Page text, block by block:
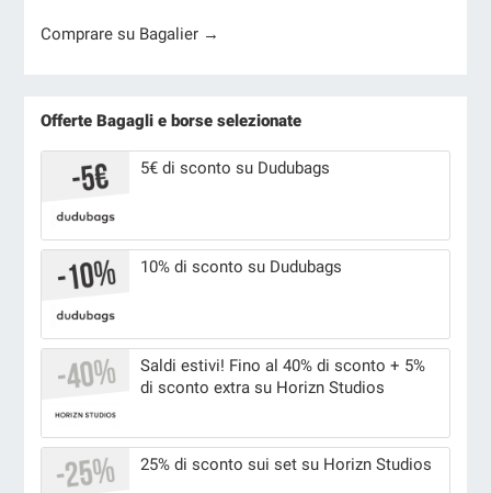
Comprare su Bagalier →
Offerte Bagagli e borse selezionate
5€ di sconto su Dudubags
10% di sconto su Dudubags
Saldi estivi! Fino al 40% di sconto + 5%
di sconto extra su Horizn Studios
25% di sconto sui set su Horizn Studios